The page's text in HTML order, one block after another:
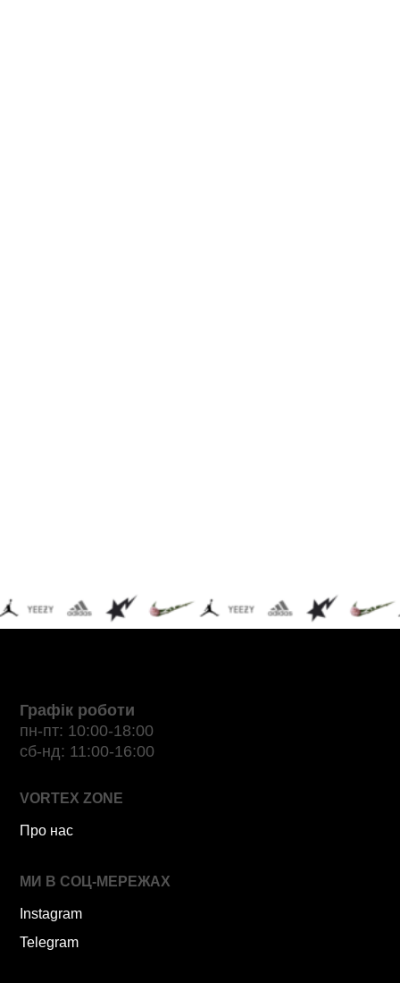
Графік роботи
пн-пт: 10:00-18:00
сб-нд: 11:00-16:00
VORTEX ZONE
Про нас
МИ В СОЦ-МЕРЕЖАХ
Instagram
Telegram